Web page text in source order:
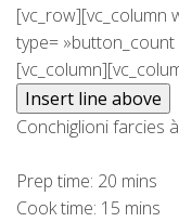
[vc_row][vc_column
type=
Conchiglioni farcies
Prep time: 20 mins
Cook time: 15 mins